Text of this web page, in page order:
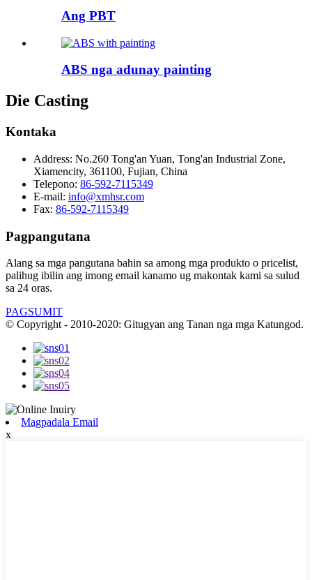
Ang PBT
ABS nga adunay painting
Die Casting
Kontaka
Address: No.260 Tong'an Yuan, Tong'an Industrial Zone,
Xiamencity, 361100, Fujian, China
Telepono: 86-592-7115349
E-mail: info@xmhsr.com
Fax: 86-592-7115349
Pagpangutana
Alang sa mga pangutana bahin sa among mga produkto o pricelist,
palihug ibilin ang imong email kanamo ug makontak kami sa sulud
sa 24 oras.
PAGSUMIT
© Copyright - 2010-2020: Gitugyan ang Tanan nga mga Katungod.
Magpadala Email
x